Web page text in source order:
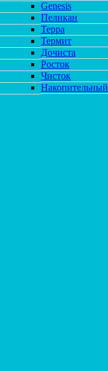
Genesis
Пеликан
Терра
Термит
Дочиста
Росток
Чисток
Накопительный